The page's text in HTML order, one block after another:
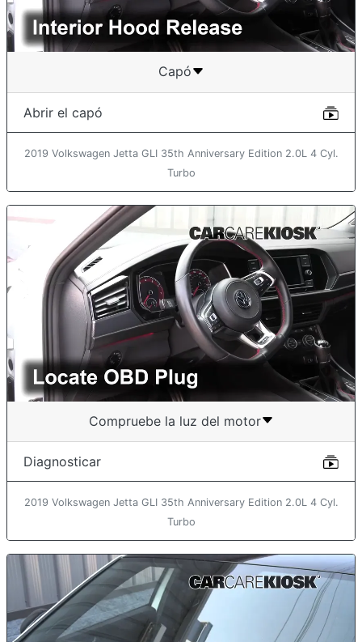
Capó
Abrir el capó
2019 Volkswagen Jetta GLI 35th Anniversary Edition 2.0L 4 Cyl.
Turbo
Compruebe la luz del motor
Diagnosticar
2019 Volkswagen Jetta GLI 35th Anniversary Edition 2.0L 4 Cyl.
Turbo